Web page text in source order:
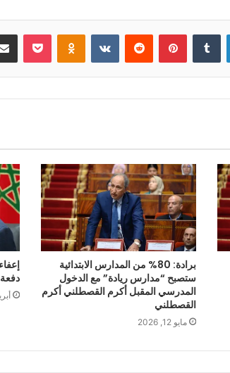
لينكدإن بينتيريست بوكيت
برادة: 80% من المدارس الابتدائية
ستصبح “مدارس ريادة” مع الدخول
المدرسي المقبل أكرم القصطلني أكرم
القصطلني
مايو 12, 2026
أبريل